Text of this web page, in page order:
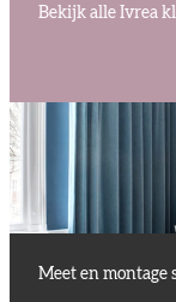
Bekijk alle Ivrea
Meet en montage